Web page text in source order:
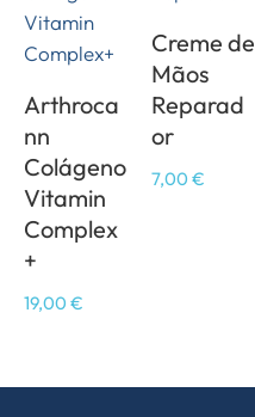
Arthroca
nn
Colágeno
Vitamin
Complex
+
19,00 €
Creme de
Mãos
Reparad
or
7,00 €